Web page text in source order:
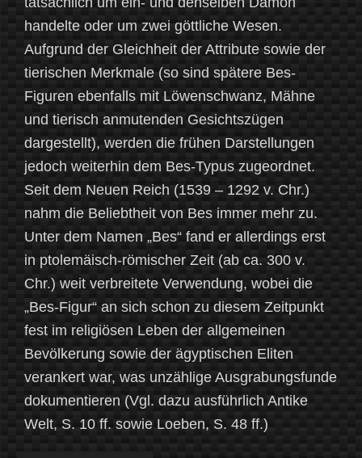
handelte oder um zwei göttliche Wesen.
Aufgrund der Gleichheit der Attribute sowie der
tierischen Merkmale (so sind spätere Bes-
Figuren ebenfalls mit Löwenschwanz, Mähne
und tierisch anmutenden Gesichtszügen
dargestellt), werden die frühen Darstellungen
jedoch weiterhin dem Bes-Typus zugeordnet.
Seit dem Neuen Reich (1539 – 1292 v. Chr.)
nahm die Beliebtheit von Bes immer mehr zu.
Unter dem Namen „Bes“ fand er allerdings erst
in ptolemäisch-römischer Zeit (ab ca. 300 v.
Chr.) weit verbreitete Verwendung, wobei die
„Bes-Figur“ an sich schon zu diesem Zeitpunkt
fest im religiösen Leben der allgemeinen
Bevölkerung sowie der ägyptischen Eliten
verankert war, was unzählige Ausgrabungsfunde
dokumentieren (Vgl. dazu ausführlich Antike
Welt, S. 10 ff. sowie Loeben, S. 48 ff.)